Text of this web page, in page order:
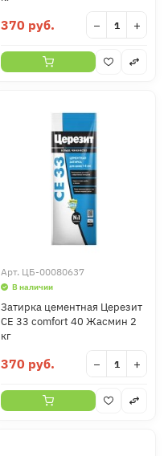
370 руб. − +
Арт. ЦБ-00080637
В наличии
Затирка цементная Церезит
CE 33 comfort 40 Жасмин 2
кг
370 руб. − +